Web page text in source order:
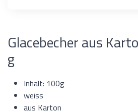
Glacebecher aus
g
Inhalt: 100g
weiss
aus Karton